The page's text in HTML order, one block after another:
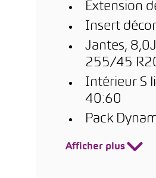
Extension
Insert
Jantes,
255/45
Intérieur S
40:60
Pack
Afficher plus